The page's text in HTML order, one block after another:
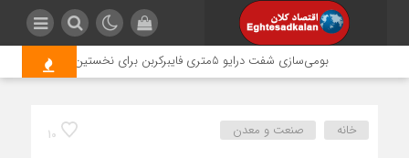
بومی‌سازی شفت درایو ۵متری فایبرکربن برای نخستین‌بار در کشور؛ تکمیل نوسازی فن‌های کولینگ‌تاور ناحیه ۲ فجر انرژی
10 خانه صنعت و معدن